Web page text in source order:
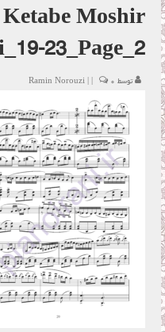
فروشگاه
سبد خرید
تماس با ما
Ketabe Moshir
23_Page_2
توسط Ramin Norouzi ۰